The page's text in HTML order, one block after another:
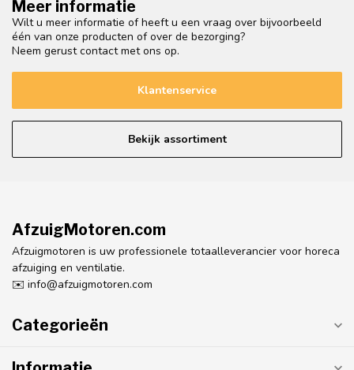
Meer informatie
Wilt u meer informatie of heeft u een vraag over bijvoorbeeld
één van onze producten of over de bezorging?
Neem gerust contact met ons op.
Klantenservice
Bekijk assortiment
AfzuigMotoren.com
Afzuigmotoren is uw professionele totaalleverancier voor horeca
afzuiging en ventilatie.
✉️ info@afzuigmotoren.com
Categorieën